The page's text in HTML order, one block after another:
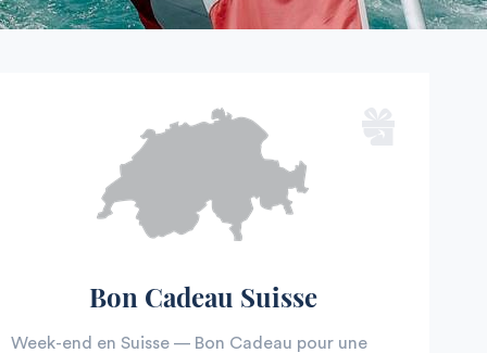
Bon Cadeau Suisse
Week-end en Suisse — Bon Cadeau pour une